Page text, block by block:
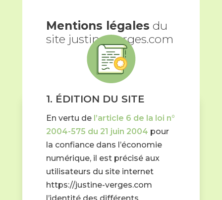
Mentions légales du
site justine-verges.com
1. ÉDITION DU SITE
En vertu de l’article 6 de la loi n°
2004-575 du 21 juin 2004 pour
la confiance dans l’économie
numérique, il est précisé aux
utilisateurs du site internet
https://justine-verges.com